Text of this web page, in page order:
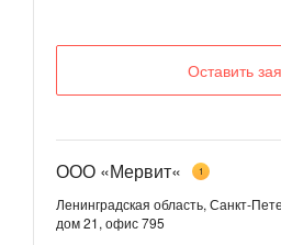
Оставить
ООО «Мервит« 1
Ленинградская область, Санкт-
дом 21, офис 795